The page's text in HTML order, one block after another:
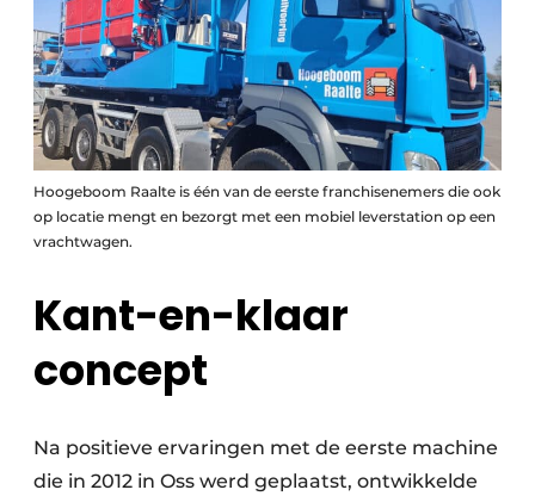
Hoogeboom Raalte is één van de eerste franchisenemers die ook
op locatie mengt en bezorgt met een mobiel leverstation op een
vrachtwagen.
Kant-en-klaar
concept
Na positieve ervaringen met de eerste machine
die in 2012 in Oss werd geplaatst, ontwikkelde